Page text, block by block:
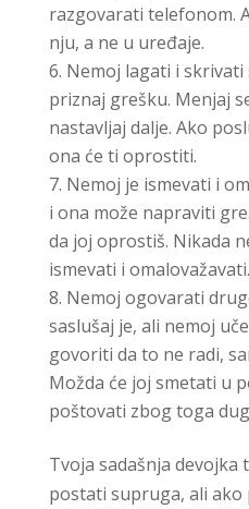
razgovarati telefonom.
nju, a ne u uređaje.
Nemoj lagati i skrivati
priznaj grešku. Menjaj
nastavljaj dalje. Ako
ona će ti oprostiti.
Nemoj je ismevati i
i ona može napraviti
da joj oprostiš. Nikada
ismevati i omalovažavati.
Nemoj ogovarati
saslušaj je, ali nemoj
govoriti da to ne radi,
Možda će joj smetati u
poštovati zbog toga
Tvoja sadašnja devojka
postati supruga, ali